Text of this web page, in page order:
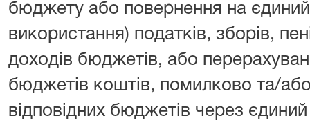
бюджету або повернення на єдиний
використання) податків, зборів,
доходів бюджетів, або
бюджетів коштів, помилково та/
відповідних бюджетів через